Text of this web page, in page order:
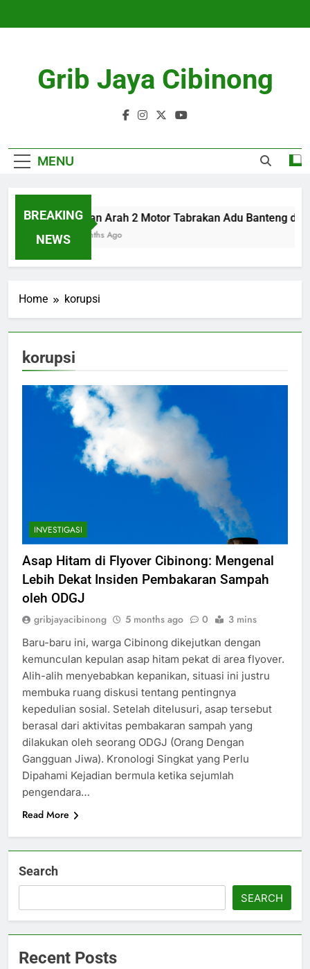
Grib Jaya Cibinong
MENU
BREAKING
NEWS
Lawan Arah 2 Motor Tabrakan Adu Banteng di
4 Months Ago
Home korupsi
korupsi
INVESTIGASI
Asap Hitam di Flyover Cibinong: Mengenal
Lebih Dekat Insiden Pembakaran Sampah
oleh ODGJ
gribjayacibinong 5 months ago 0 3 mins
Baru-baru ini, warga Cibinong dikejutkan dengan
kemunculan kepulan asap hitam pekat di area flyover.
Alih-alih menyebabkan kepanikan, situasi ini justru
membuka ruang diskusi tentang pentingnya
kepedulian sosial. Setelah ditelusuri, asap tersebut
berasal dari aktivitas pembakaran sampah yang
dilakukan oleh seorang ODGJ (Orang Dengan
Gangguan Jiwa). Kronologi Singkat yang Perlu
Dipahami Kejadian bermula ketika sejumlah
pengendara…
Read More
Search
SEARCH
Recent Posts